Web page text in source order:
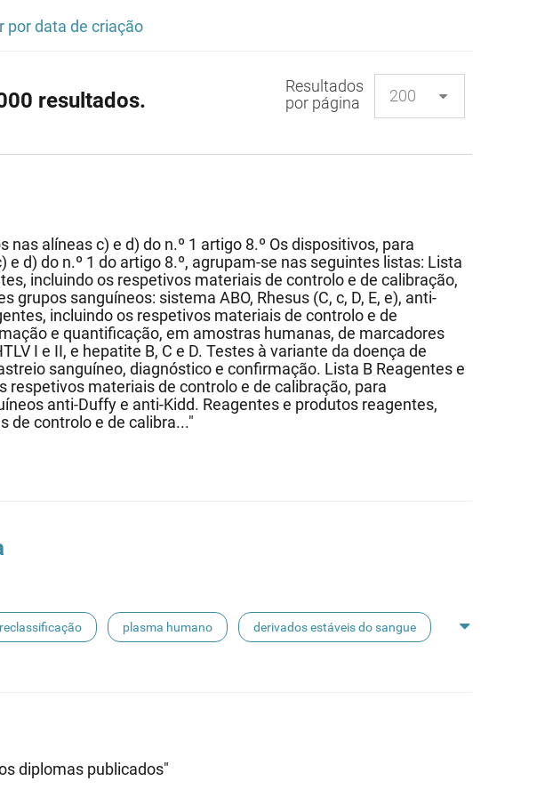
por data de criação
resultados.
Resultados
por página
alíneas c) e d) do n.º 1 artigo 8.º Os dispositivos, para
d) do n.º 1 do artigo 8.º, agrupam-se nas seguintes listas: Lista
incluindo os respetivos materiais de controlo e de calibração,
grupos sanguíneos: sistema ABO, Rhesus (C, c, D, E, e), anti-
incluindo os respetivos materiais de controlo e de
e quantificação, em amostras humanas, de marcadores
I e II, e hepatite B, C e D. Testes à variante da doença de
sanguíneo, diagnóstico e confirmação. Lista B Reagentes e
respetivos materiais de controlo e de calibração, para
anti-Duffy e anti-Kidd. Reagentes e produtos reagentes,
de controlo e de calibra..."
reclassificação plasma humano derivados estáveis do sangue
diplomas publicados"